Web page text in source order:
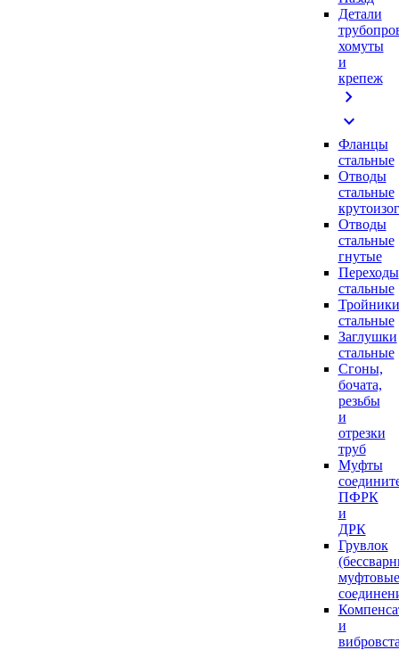
Детали
хомуты
и
крепеж
chevron_right
expand_more
Фланцы
стальные
Отводы
стальные
Отводы
стальные
гнутые
Переходы
стальные
Тройники
стальные
Заглушки
стальные
Сгоны,
бочата,
резьбы
и
отрезки
труб
Муфты
ПФРК
и
ДРК
Грувлок
муфтовые
и